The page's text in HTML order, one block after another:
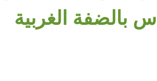
بالضفة الغربية